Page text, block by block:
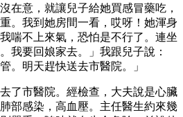
在意，就讓兒子給她買感冒藥吃，
。我到她房間一看，哎呀！她渾身
喘不上來氣，恐怕是不行了。連坐
我要回娘家去。」我跟兒子說：
。明天趕快送去市醫院。」
了市醫院。經檢查，大夫說是心臟
部感染，高血壓。主任醫生約來幾